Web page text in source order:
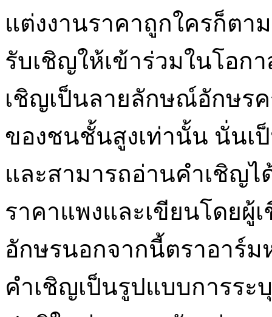
แต่งงานราคาถูกใครก็ตา
รับเชิญให้เข้าร่วมในโอก
เชิญเป็นลายลักษณ์อักษร
ของชนชั้นสูงเท่านั้น นั่นเ
และสามารถอ่านคำเชิญไ
ราคาแพงและเขียนโดยผู้
อักษรนอกจากนี้ตราอาร์ม
คำเชิญเป็นรูปแบบการระ